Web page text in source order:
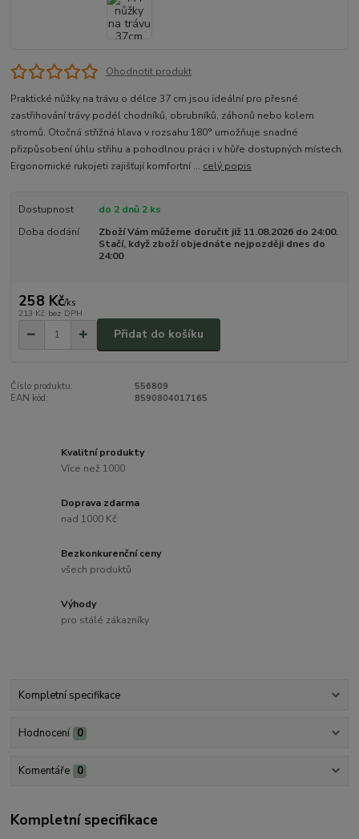
Ohodnotit produkt
Praktické nůžky na trávu o délce 37 cm jsou ideální pro přesné
zastřihování trávy podél chodníků, obrubníků, záhonů nebo kolem
stromů. Otočná střižná hlava v rozsahu 180° umožňuje snadné
přizpůsobení úhlu střihu a pohodlnou práci i v hůře dostupných místech.
Ergonomické rukojeti zajišťují komfortní ... celý popis
Dostupnost
do 2 dnů 2 ks
Doba dodání
Zboží Vám můžeme doručit již 11.08.2026 do 24:00.
Stačí, když zboží objednáte nejpozději dnes do
24:00
258 Kč/ks
213 Kč bez DPH
Přidat do košíku
Číslo produktu:
556809
EAN kód:
8590804017165
Kvalitní produkty
Více než 1000
Doprava zdarma
nad 1000 Kč
Bezkonkurenční ceny
všech produktů
Výhody
pro stálé zákazníky
Kompletní specifikace
Hodnocení 0
Komentáře 0
Kompletní specifikace